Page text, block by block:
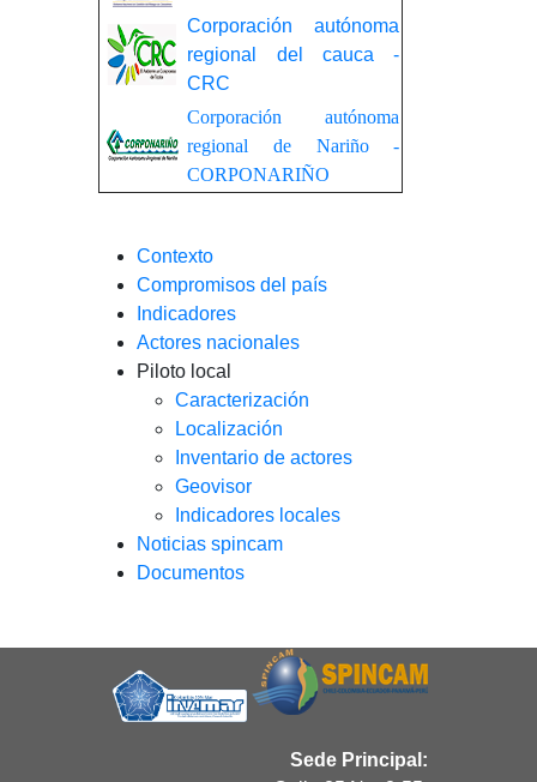
Corporación autónoma
regional del cauca -
CRC
Corporación autónoma
regional de Nariño -
CORPONARIÑO
Contexto
Compromisos del país
Indicadores
Actores nacionales
Piloto local
Caracterización
Localización
Inventario de actores
Geovisor
Indicadores locales
Noticias spincam
Documentos
Sede Principal: